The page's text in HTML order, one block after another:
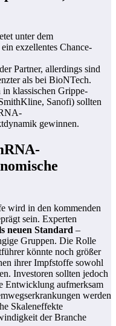
unter dem
exzellentes Chance-
Partner, allerdings sind
als bei BioNTech.
klassischen Grippe-
Sanofi) sollten
gewinnen.
wird in den kommenden
sein. Experten
neuen Standard –
Gruppen. Die Rolle
könnte noch größer
ihrer Impfstoffe sowohl
Investoren sollten jedoch
Entwicklung aufmerksam
werden
Skaleneffekte
der Branche